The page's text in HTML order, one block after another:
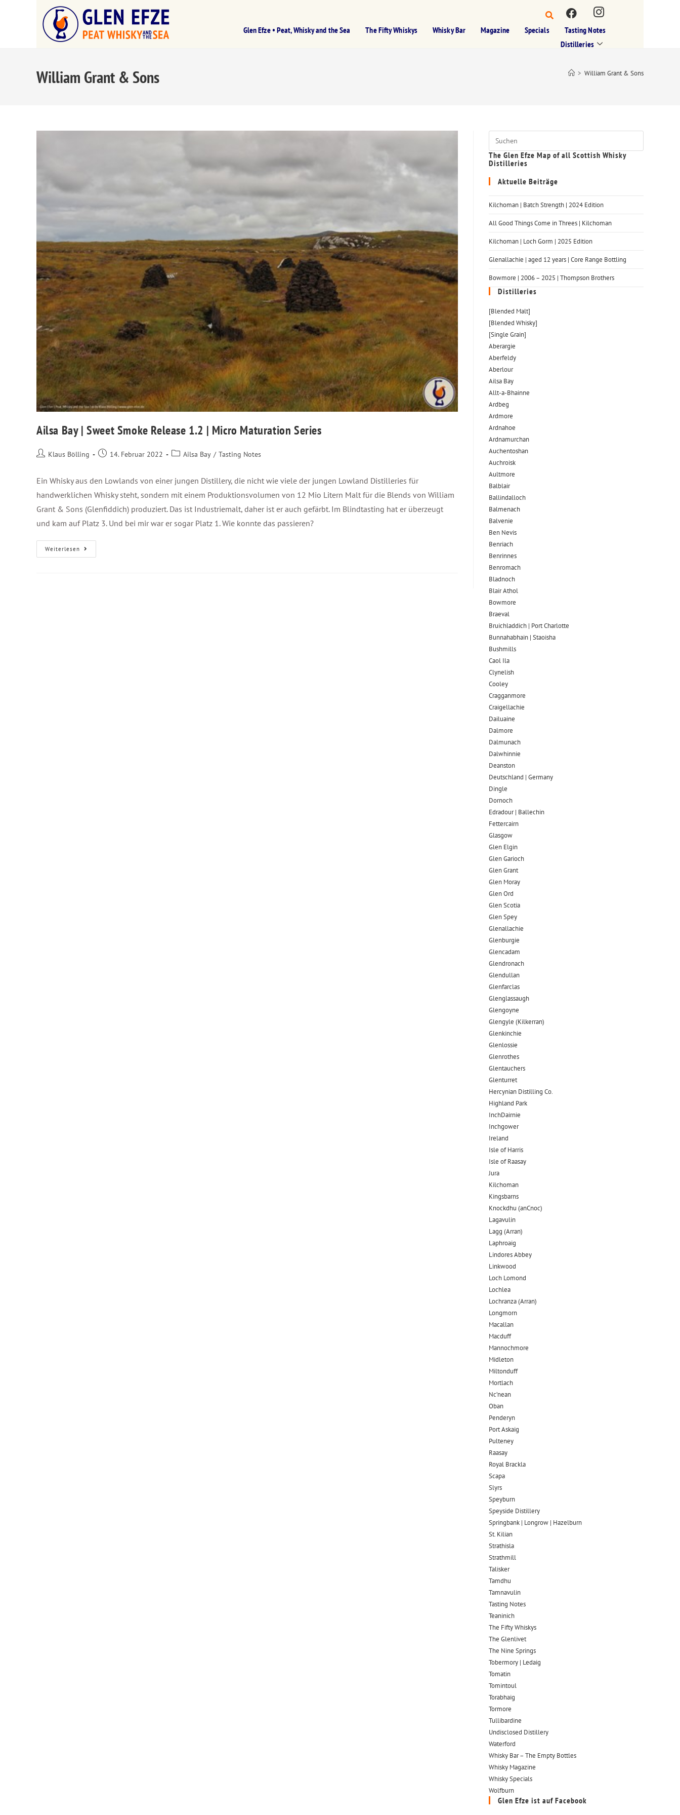
Glen Efze • Peat, Whisky and the Sea The Fifty Whiskys Whisky Bar Magazine Specials
Tasting Notes
Distilleries
William Grant & Sons > William Grant & Sons
Ailsa Bay | Sweet Smoke Release 1.2 | Micro Maturation Series
Klaus Bölling 14. Februar 2022 Ailsa Bay / Tasting Notes
Ein Whisky aus den Lowlands von einer jungen Distillery, die nicht wie viele der jungen Lowland Distilleries für
handwerklichen Whisky steht, sondern mit einem Produktionsvolumen von 12 Mio Litern Malt für die Blends von William
Grant & Sons (Glenfiddich) produziert. Das ist Industriemalt, daher ist er auch gefärbt. Im Blindtasting hat er überzeugt
und kam auf Platz 3. Und bei mir war er sogar Platz 1. Wie konnte das passieren?
Weiterlesen
The Glen Efze Map of all Scottish Whisky
Distilleries
Aktuelle Beiträge
Kilchoman | Batch Strength | 2024 Edition
All Good Things Come in Threes | Kilchoman
Kilchoman | Loch Gorm​ | 2025 Edition
Glenallachie | aged 12 years | Core Range Bottling
Bowmore | 2006 – 2025 | Thompson Brothers
Distilleries
[Blended Malt]
[Blended Whisky]
[Single Grain]
Aberargie
Aberfeldy
Aberlour
Ailsa Bay
Allt-a-Bhainne
Ardbeg
Ardmore
Ardnahoe
Ardnamurchan
Auchentoshan
Auchroisk
Aultmore
Balblair
Ballindalloch
Balmenach
Balvenie
Ben Nevis
Benriach
Benrinnes
Benromach
Bladnoch
Blair Athol
Bowmore
Braeval
Bruichladdich | Port Charlotte
Bunnahabhain | Staoisha
Bushmills
Caol Ila
Clynelish
Cooley
Cragganmore
Craigellachie
Dailuaine
Dalmore​
Dalmunach
Dalwhinnie
Deanston
Deutschland | Germany
Dingle
Dornoch
Edradour | Ballechin
Fettercairn
Glasgow
Glen Elgin
Glen Garioch
Glen Grant
Glen Moray
Glen Ord
Glen Scotia
Glen Spey
Glenallachie
Glenburgie
Glencadam
Glendronach
Glendullan
Glenfarclas
Glenglassaugh
Glengoyne
Glengyle (Kilkerran)
Glenkinchie
Glenlossie
Glenrothes
Glentauchers
Glenturret
Hercynian Distilling Co.
Highland Park
InchDairnie
Inchgower
Ireland
Isle of Harris
Isle of Raasay
Jura
Kilchoman
Kingsbarns
Knockdhu (anCnoc)
Lagavulin
Lagg (Arran)
Laphroaig
Lindores Abbey
Linkwood
Loch Lomond
Lochlea
Lochranza (Arran)
Longmorn
Macallan
Macduff
Mannochmore
Midleton
Miltonduff
Mortlach
Nc’nean
Oban
Penderyn
Port Askaig
Pulteney
Raasay
Royal Brackla
Scapa
Slyrs
Speyburn
Speyside Distillery
Springbank | Longrow | Hazelburn
St. Kilian
Strathisla
Strathmill
Talisker
Tamdhu
Tamnavulin
Tasting Notes
Teaninich
The Fifty Whiskys
The Glenlivet
The Nine Springs
Tobermory | Ledaig
Tomatin
Tomintoul
Torabhaig
Tormore
Tullibardine
Undisclosed Distillery
Waterford
Whisky Bar – The Empty Bottles
Whisky Magazine
Whisky Specials
Wolfburn
Glen Efze ist auf Facebook